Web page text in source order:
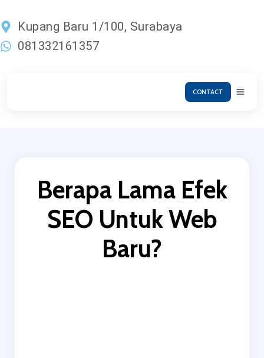
ke
konten
Kupang Baru 1/100, Surabaya
081332161357
CONTACT
Berapa Lama Efek
SEO Untuk Web
Baru?